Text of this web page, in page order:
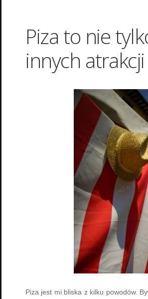
Piza to nie
innych
Piza jest mi bliska z kilku powodów.